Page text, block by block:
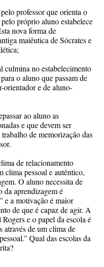
professor que orienta o
próprio aluno estabelece
nova forma de
maiêutica de Sócrates e
culmina no estabelecimento
o aluno que passam de
orientador e de aluno-
ao aluno as
e que devem ser
de memorização das
de relacionamento
clima pessoal e autêntico,
O aluno necessita de
da aprendizagem é
e a motivação é maior
de que é capaz de agir. A
e o papel da escola é
através de um clima de
Qual das escolas da